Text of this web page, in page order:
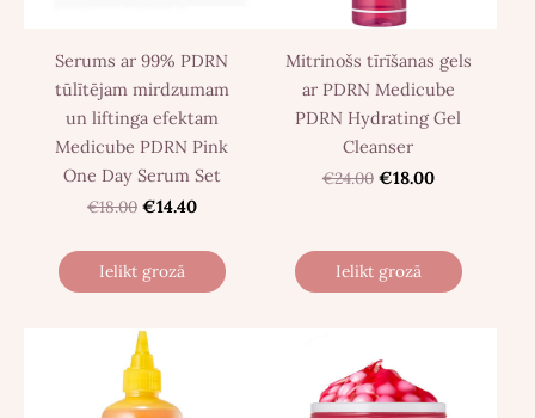
Serums ar 99% PDRN
tūlītējam mirdzumam
un liftinga efektam
Medicube PDRN Pink
One Day Serum Set
€18.00 €14.40
Ielikt grozā
Mitrinošs tīrīšanas gels
ar PDRN Medicube
PDRN Hydrating Gel
Cleanser
€24.00 €18.00
Ielikt grozā